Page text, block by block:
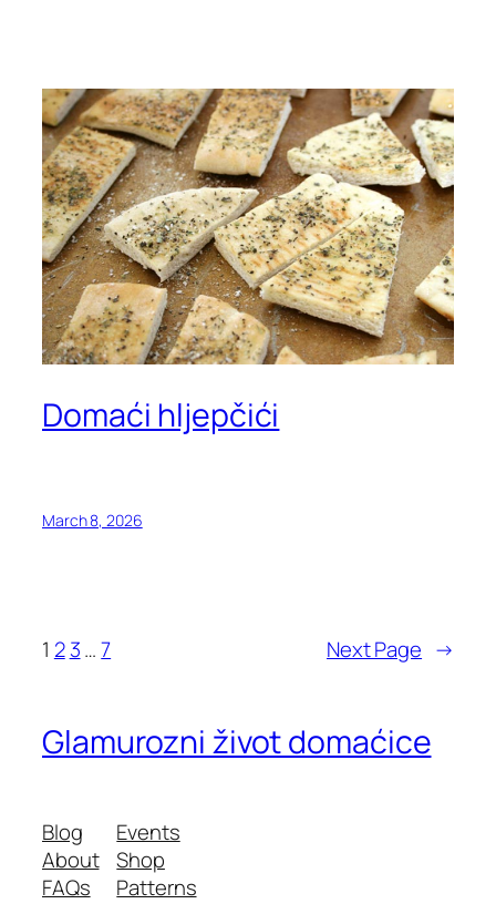
Domaći hljepčići
March 8, 2026
1 2 3… 7 Next Page →
Glamurozni život domaćice
Blog
About
FAQs
Events
Shop
Patterns